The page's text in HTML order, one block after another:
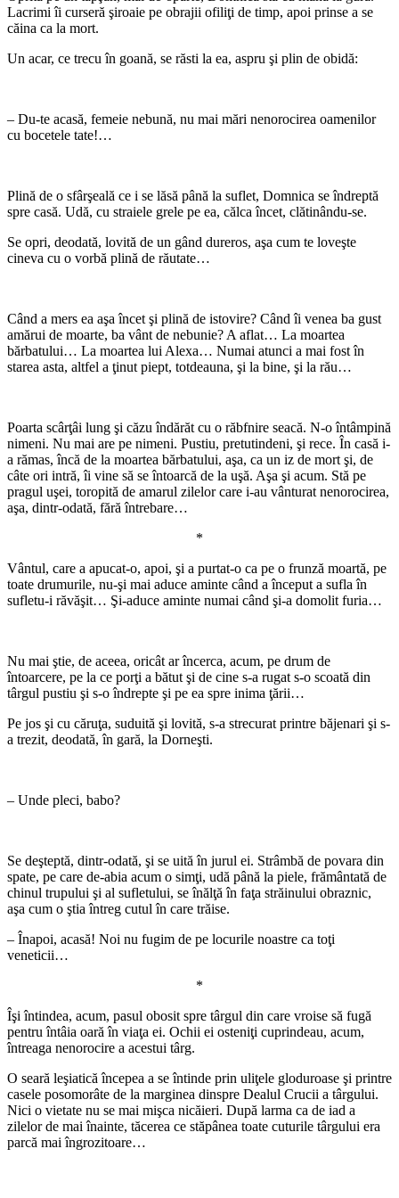
Lacrimi îi curseră şiroaie pe obrajii ofiliţi de timp, apoi prinse a se
căina ca la mort.
Un acar, ce trecu în goană, se răsti la ea, aspru şi plin de obidă:
– Du-te acasă, femeie nebună, nu mai mări nenorocirea oamenilor
cu bocetele tate!…
Plină de o sfârşeală ce i se lăsă până la suflet, Domnica se îndreptă
spre casă. Udă, cu straiele grele pe ea, călca încet, clătinându-se.
Se opri, deodată, lovită de un gând dureros, aşa cum te loveşte
cineva cu o vorbă plină de răutate…
Când a mers ea aşa încet şi plină de istovire? Când îi venea ba gust
amărui de moarte, ba vânt de nebunie? A aflat… La moartea
bărbatului… La moartea lui Alexa… Numai atunci a mai fost în
starea asta, altfel a ţinut piept, totdeauna, şi la bine, şi la rău…
Poarta scârţâi lung şi căzu îndărăt cu o răbfnire seacă. N-o întâmpină
nimeni. Nu mai are pe nimeni. Pustiu, pretutindeni, şi rece. În casă i-
a rămas, încă de la moartea bărbatului, aşa, ca un iz de mort şi, de
câte ori intră, îi vine să se întoarcă de la uşă. Aşa şi acum. Stă pe
pragul uşei, toropită de amarul zilelor care i-au vânturat nenorocirea,
aşa, dintr-odată, fără întrebare…
*
Vântul, care a apucat-o, apoi, şi a purtat-o ca pe o frunză moartă, pe
toate drumurile, nu-şi mai aduce aminte când a început a sufla în
sufletu-i răvăşit… Şi-aduce aminte numai când şi-a domolit furia…
Nu mai ştie, de aceea, oricât ar încerca, acum, pe drum de
întoarcere, pe la ce porţi a bătut şi de cine s-a rugat s-o scoată din
târgul pustiu şi s-o îndrepte şi pe ea spre inima ţării…
Pe jos şi cu căruţa, suduită şi lovită, s-a strecurat printre băjenari şi s-
a trezit, deodată, în gară, la Dorneşti.
– Unde pleci, babo?
Se deşteptă, dintr-odată, şi se uită în jurul ei. Strâmbă de povara din
spate, pe care de-abia acum o simţi, udă până la piele, frământată de
chinul trupului şi al sufletului, se înălţă în faţa străinului obraznic,
aşa cum o ştia întreg cutul în care trăise.
– Înapoi, acasă! Noi nu fugim de pe locurile noastre ca toţi
veneticii…
*
Îşi întindea, acum, pasul obosit spre târgul din care vroise să fugă
pentru întâia oară în viaţa ei. Ochii ei osteniţi cuprindeau, acum,
întreaga nenorocire a acestui târg.
O seară leşiatică începea a se întinde prin uliţele gloduroase şi printre
casele posomorâte de la marginea dinspre Dealul Crucii a târgului.
Nici o vietate nu se mai mişca nicăieri. După larma ca de iad a
zilelor de mai înainte, tăcerea ce stăpânea toate cuturile târgului era
parcă mai îngrozitoare…